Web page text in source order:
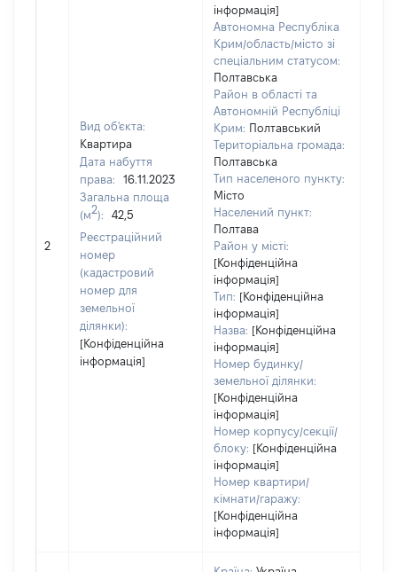
2
Вид об'єкта:
Квартира
Дата набуття
права:
16.11.2023
Загальна площа
(м2):
42,5
Реєстраційний
номер
(кадастровий
номер для
земельної
ділянки):
[Конфіденційна
інформація]
інформація]
Автономна Республіка
Крим/область/місто зі
спеціальним статусом:
Полтавська
Район в області та
Автономній Республіці
Крим: Полтавський
Територіальна громада:
Полтавська
Тип населеного пункту:
Місто
Населений пункт:
Полтава
Район у місті:
[Конфіденційна
інформація]
Тип: [Конфіденційна
інформація]
Назва: [Конфіденційна
інформація]
Номер будинку/
земельної ділянки:
[Конфіденційна
інформація]
Номер корпусу/секції/
блоку: [Конфіденційна
інформація]
Номер квартири/
кімнати/гаражу:
[Конфіденційна
інформація]